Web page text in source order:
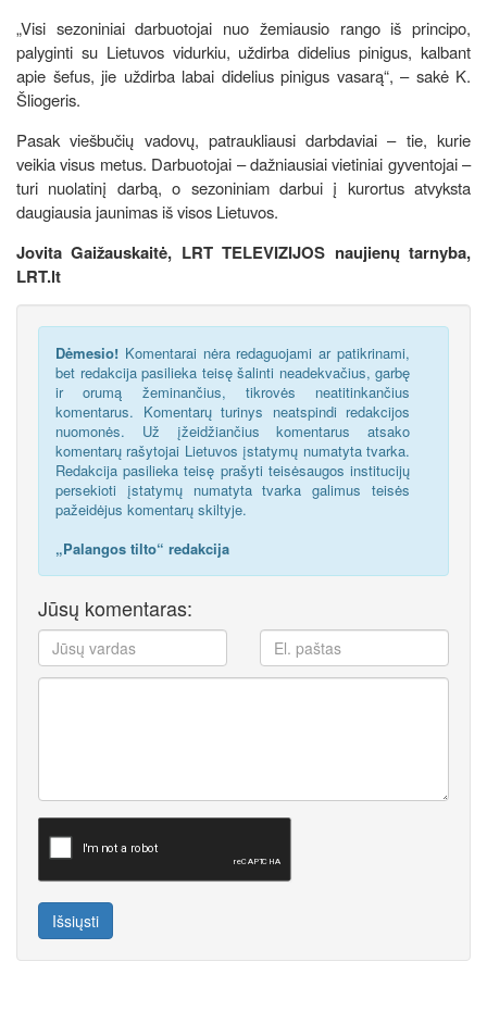
„Visi sezoniniai darbuotojai nuo žemiausio rango iš principo,
palyginti su Lietuvos vidurkiu, uždirba didelius pinigus, kalbant
apie šefus, jie uždirba labai didelius pinigus vasarą“, – sakė K.
Šliogeris.
Pasak viešbučių vadovų, patraukliausi darbdaviai – tie, kurie
veikia visus metus. Darbuotojai – dažniausiai vietiniai gyventojai –
turi nuolatinį darbą, o sezoniniam darbui į kurortus atvyksta
daugiausia jaunimas iš visos Lietuvos.
Jovita Gaižauskaitė, LRT TELEVIZIJOS naujienų tarnyba,
LRT.lt
Dėmesio! Komentarai nėra redaguojami ar patikrinami,
bet redakcija pasilieka teisę šalinti neadekvačius, garbę
ir orumą žeminančius, tikrovės neatitinkančius
komentarus. Komentarų turinys neatspindi redakcijos
nuomonės. Už įžeidžiančius komentarus atsako
komentarų rašytojai Lietuvos įstatymų numatyta tvarka.
Redakcija pasilieka teisę prašyti teisėsaugos institucijų
persekioti įstatymų numatyta tvarka galimus teisės
pažeidėjus komentarų skiltyje.
„Palangos tilto“ redakcija
Jūsų komentaras:
Išsiųsti